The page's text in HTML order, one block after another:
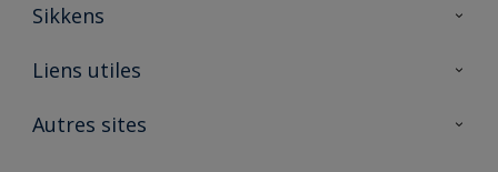
Sikkens
A propos de Sikkens
Liens utiles
Ouvrir un magasin PASS
Autres sites